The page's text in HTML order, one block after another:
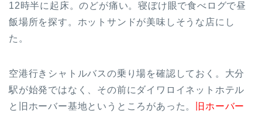
12時半に起床。のどが痛い。寝ぼけ眼で食べログで昼
飯場所を探す。ホットサンドが美味しそうな店にし
た。
空港行きシャトルバスの乗り場を確認しておく。大分
駅が始発ではなく、その前にダイワロイネットホテル
と旧ホーバー基地というところがあった。
旧ホーバー